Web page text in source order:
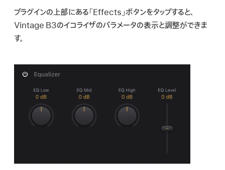
検
索
プラグインの上部にある「Effects」ボタンをタップすると、
Vintage B3のイコライザのパラメータの表示と調整ができま
す。